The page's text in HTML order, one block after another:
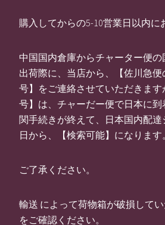
購入してからの5-10営業日以内に
中国国内倉庫からチャーター便
出荷際に、当店から、【佐川急
号】をご連絡させていただきま
号】は、チャーだー便で日本に
関手続きが終えて、日本国内配
日から、【検索可能】になります。
ご了承ください。
輸送 によって荷物箱が破損して
をご確認ください。